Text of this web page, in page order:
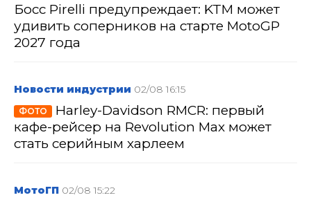
Босс Pirelli предупреждает: KTM может
удивить соперников на старте MotoGP
2027 года
Новости индустрии 02/08 16:15
ФОТО
Harley-Davidson RMCR: первый
кафе-рейсер на Revolution Max может
стать серийным харлеем
МотоГП 02/08 15:22